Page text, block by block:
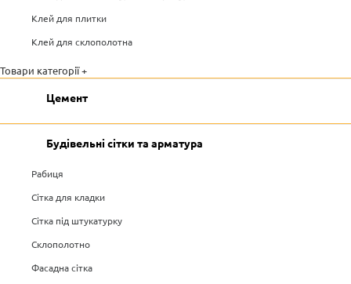
Клей для плитки
Клей для склополотна
Товари категорії +
Цемент
Будівельні сітки та арматура
Рабиця
Сітка для кладки
Сітка під штукатурку
Склополотно
Фасадна сітка